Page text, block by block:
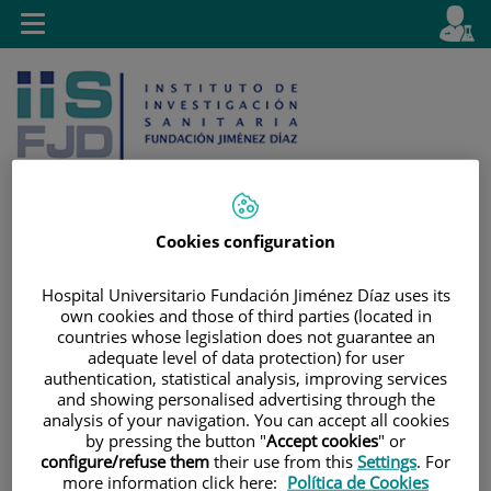
Saltar al contenido
contenido
activo
es
Toggle
navigation
Cookies configuration
Hospital Universitario Fundación Jiménez Díaz uses its
own cookies and those of third parties (located in
countries whose legislation does not guarantee an
adequate level of data protection) for user
authentication, statistical analysis, improving services
and showing personalised advertising through the
analysis of your navigation. You can accept all cookies
by pressing the button "Accept cookies" or
configure/refuse them their use from this Settings. For
more information click here: Política de Cookies